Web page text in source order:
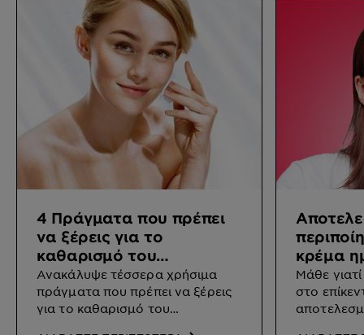
4 Πράγματα που πρέπει
να ξέρεις για το
καθαρισμό του
προσώπου
Ανακάλυψε τέσσερα χρήσιμα
πράγματα που πρέπει να ξέρεις
για το καθαρισμό του
κρέμα
Μάθε
στο